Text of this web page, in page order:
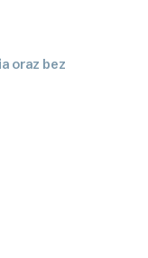
oraz bez